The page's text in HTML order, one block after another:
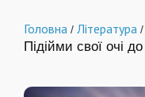
Головна / Література /
Підійми свої очі